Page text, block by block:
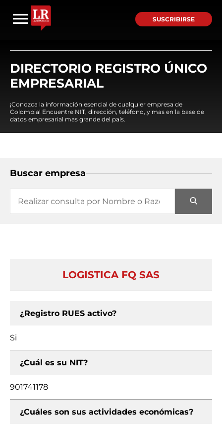
SUSCRIBIRSE
DIRECTORIO REGISTRO ÚNICO
EMPRESARIAL
¡Conozca la información esencial de cualquier empresa de
Colombia! Encuentre NIT, dirección, teléfono, y mas en la base de
datos empresarial mas grande del país.
Buscar empresa
LOGISTICA FQ SAS
¿Registro RUES activo?
Si
¿Cuál es su NIT?
901741178
¿Cuáles son sus actividades económicas?